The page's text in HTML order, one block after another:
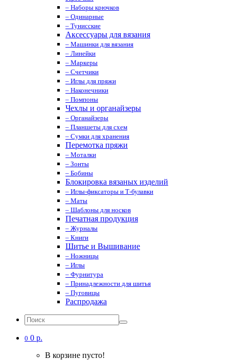
– Наборы крючков
– Одинарные
– Тунисские
Аксессуары для вязания
– Машинки для вязания
– Линейки
– Маркеры
– Счетчики
– Иглы для пряжи
– Наконечники
– Помпоны
Чехлы и органайзеры
– Органайзеры
– Планшеты для схем
– Сумки для хранения
Перемотка пряжи
– Моталки
– Зонты
– Бобины
Блокировка вязаных изделий
– Иглы-фиксаторы и Т-булавки
– Маты
– Шаблоны для носков
Печатная продукция
– Журналы
– Книги
Шитье и Вышивание
– Ножницы
– Иглы
– Фурнитура
– Принадлежности для шитья
– Пуговицы
Распродажа
0 0 р.
В корзине пусто!